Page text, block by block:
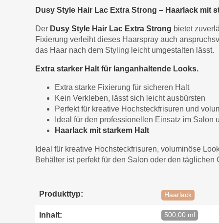
Dusy Style Hair Lac Extra Strong – Haarlack mit
Der Dusy Style Hair Lac Extra Strong bietet
Fixierung verleiht dieses Haarspray auch
das Haar nach dem Styling leicht umgestalten lässt.
Extra starker Halt für langanhaltende Looks.
Extra starke Fixierung für sicheren Halt
Kein Verkleben, lässt sich leicht ausbürsten
Perfekt für kreative Hochsteckfrisuren und
Ideal für den professionellen Einsatz im Salon
Haarlack mit starkem Halt
Ideal für kreative Hochsteckfrisuren, voluminöse
Behälter ist perfekt für den Salon oder den
Produkttyp: Haarlack
Inhalt: 500,00 ml